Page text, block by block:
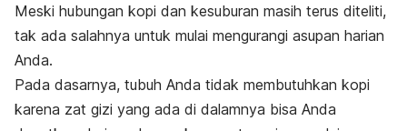
Meski hubungan kopi dan kesuburan masih terus diteliti,
tak ada salahnya untuk mulai mengurangi asupan harian
Anda.
Pada dasarnya, tubuh Anda tidak membutuhkan kopi
karena zat gizi yang ada di dalamnya bisa Anda